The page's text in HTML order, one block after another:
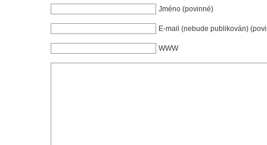
Jméno (povinné)
E-mail (nebude publikován)
WWW